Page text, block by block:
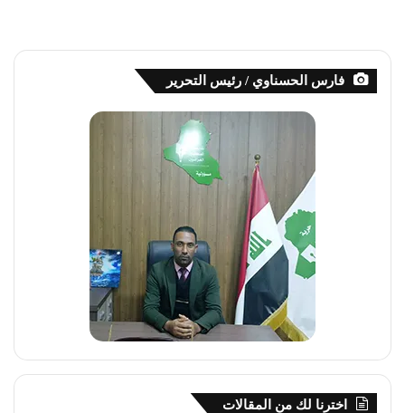
فارس الحسناوي / رئيس التحرير
اخترنا لك من المقالات